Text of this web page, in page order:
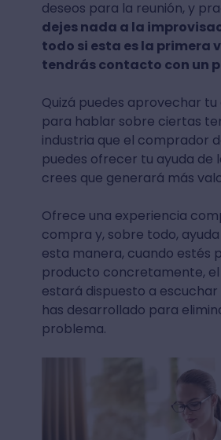
deseos para la reunión, y
dejes nada a la
todo si esta es la primera
tendrás contacto con un
Quizá puedes aprovechar
para hablar sobre ciertas
industria que el comprador
puedes ofrecer tu ayuda de
crees que generará más
Ofrece una experiencia
compra y, sobre todo,
esta manera, cuando estés
producto concretamente,
estará dispuesto a escuchar
has desarrollado para
problema.